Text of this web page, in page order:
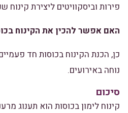
פירות וביסקוויטים ליצירת קינוח
האם אפשר להכין את הקינוח
כן, הכנת הקינוח בכוסות חד
נוחה באירועים.
סיכום
קינוח לימון בכוסות הוא תענוג